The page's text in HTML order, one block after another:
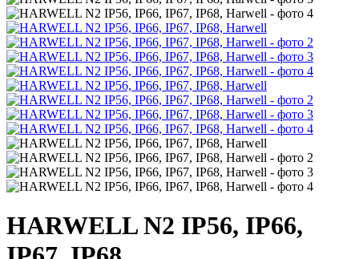
HARWELL N2 IP56, IP66,